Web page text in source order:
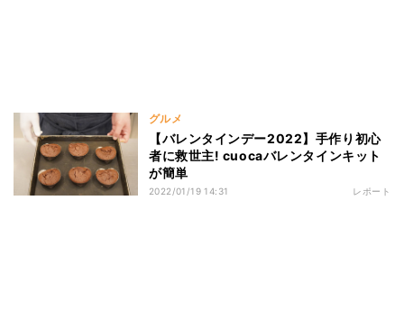
グルメ
【バレンタインデー2022】手作り初心
者に救世主! cuocaバレンタインキット
が簡単
2022/01/19 14:31 レポート